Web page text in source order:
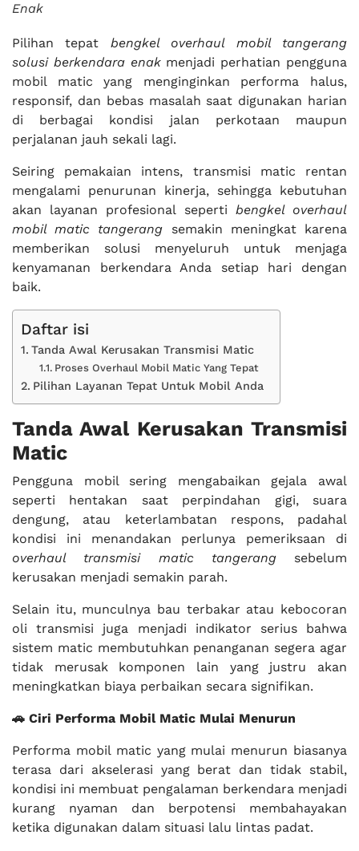
Enak
Pilihan tepat bengkel overhaul mobil tangerang
solusi berkendara enakmenjadi perhatian pengguna
mobil matic yang menginginkan performa halus,
responsif, dan bebas masalah saat digunakan harian
di berbagai kondisi jalan perkotaan maupun
perjalanan jauh sekali lagi.
Seiring pemakaian intens, transmisi matic rentan
mengalami penurunan kinerja, sehingga kebutuhan
akan layanan profesional seperti bengkel overhaul
mobil matic tangerang semakin meningkat karena
memberikan solusi menyeluruh untuk menjaga
kenyamanan berkendara Anda setiap hari dengan
baik.
Daftar isi
Tanda Awal Kerusakan Transmisi Matic
Proses Overhaul Mobil Matic Yang Tepat
Pilihan Layanan Tepat Untuk Mobil Anda
Tanda Awal Kerusakan Transmisi
Matic
Pengguna mobil sering mengabaikan gejala awal
seperti hentakan saat perpindahan gigi, suara
dengung, atau keterlambatan respons, padahal
kondisi ini menandakan perlunya pemeriksaan di
overhaul transmisi matic tangerangsebelum
kerusakan menjadi semakin parah.
Selain itu, munculnya bau terbakar atau kebocoran
oli transmisi juga menjadi indikator serius bahwa
sistem matic membutuhkan penanganan segera agar
tidak merusak komponen lain yang justru akan
meningkatkan biaya perbaikan secara signifikan.
🚗 Ciri Performa Mobil Matic Mulai Menurun
Performa mobil matic yang mulai menurun biasanya
terasa dari akselerasi yang berat dan tidak stabil,
kondisi ini membuat pengalaman berkendara menjadi
kurang nyaman dan berpotensi membahayakan
ketika digunakan dalam situasi lalu lintas padat.